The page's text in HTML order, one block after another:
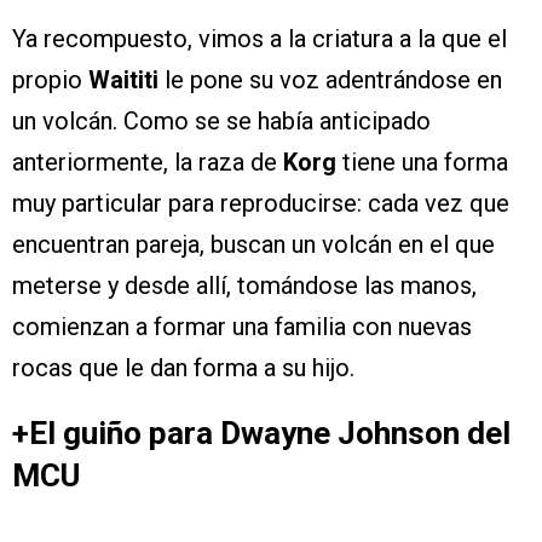
Ya recompuesto, vimos a la criatura a la que el
propio Waititi le pone su voz adentrándose en
un volcán. Como se se había anticipado
anteriormente, la raza de Korg tiene una forma
muy particular para reproducirse: cada vez que
encuentran pareja, buscan un volcán en el que
meterse y desde allí, tomándose las manos,
comienzan a formar una familia con nuevas
rocas que le dan forma a su hijo.
+El guiño para Dwayne Johnson del
MCU